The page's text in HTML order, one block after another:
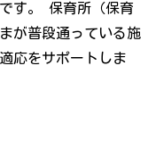
す。 保育所（保育
が普段通っている施
応をサポートしま